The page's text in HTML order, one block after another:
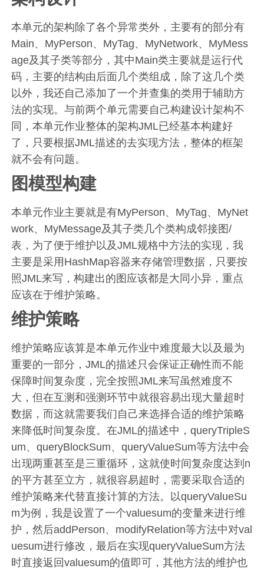
本单元的架构除了各个异常类外，主要有的部分有
Main、MyPerson、MyTag、MyNetwork、MyMess
age及其子类等部分，其中Main类主要就是运行代
码，主要的结构由后面几个类组成，除了这几个类
以外，我还自己添加了一个并查集的类用于辅助方
法的实现。与前两个单元需要自己构建设计架构不
同，本单元作业整体的架构JML已经基本构建好
了，只要根据JML描述的去实现方法，整体的框架
就不会有问题。
图模型构建
本单元作业主要就是有MyPerson、MyTag、MyNet
work、MyMessage及其子类几个类构成邻接图/
表，为了便于维护以及JML规格中方法的实现，我
主要是采用HashMap容器来存储管理数据，只要按
照JML来写，构建出的图应该都是大同小异，重点
应该在于维护策略。
维护策略
维护策略应该算是本单元作业中难度最大以及最为
重要的一部分，JML的描述只会保证正确性而不能
保障时间复杂度，完全按照JML来写虽然难度不
大，但在互测和强测环节中就很容易出现大量超时
数据，而这就需要我们自己来选择合适的维护策略
来降低时间复杂度。在JML的描述中，queryTripleS
um、queryBlockSum、queryValueSum等方法中会
出现两重甚至是三重循环，这就使时间复杂度达到n
的平方甚至立方，就很容易超时，需要采取合适的
维护策略来代替直接计算的方法。以queryValueSu
m为例，我是设置了一个valuesum的变量来进行维
护，然后addPerson、modifyRelation等方法中对val
uesum进行修改，最后在实现queryValueSum方法
时直接返回valuesum的值即可，其他方法的维护也